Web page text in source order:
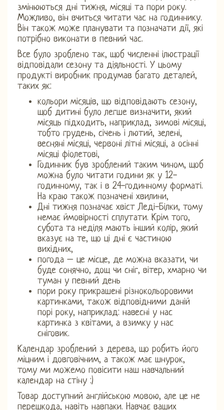
змінюються дні тижня, місяці та пори року.
Можливо, він вчиться читати час на годиннику.
Він також може планувати та позначати дії, які
потрібно виконати в певний час.
Все було зроблено так, щоб численні ілюстрації
відповідали сезону та діяльності. У цьому
продукті виробник продумав багато деталей,
таких як:
кольори місяців, що відповідають сезону,
щоб дитині було легше визначити, який
місяць підходить, наприклад, зимові місяці,
тобто грудень, січень і лютий, зелені,
весняні місяці, червоні літні місяці, а осінні
місяці фіолетові,
Годинник був зроблений таким чином, щоб
можна було читати години як у 12-
годинному, так і в 24-годинному форматі.
На краю також позначені хвилини,
Дні тижня позначає хвіст Леді-Білки, тому
немає ймовірності сплутати. Крім того,
субота та неділя мають інший колір, який
вказує на те, що ці дні є частиною
вихідних,
погода – це місце, де можна вказати, чи
буде сонячно, дощ чи сніг, вітер, хмарно чи
туман у певний день
пори року прикрашені різнокольоровими
картинками, також відповідними даній
порі року, наприклад: навесні у нас
картинка з квітами, а взимку у нас
сніговик.
Календар зроблений з дерева, що робить його
міцним і довговічним, а також має шнурок,
тому ми можемо повісити наш навчальний
календар на стіну :)
Товар доступний англійською мовою, але це не
перешкода, навіть навпаки. Навчає ваших